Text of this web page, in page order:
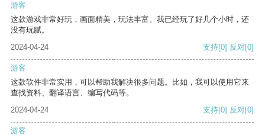
游客
这款游戏非常好玩，画面精美，玩法丰富。我已经玩了好几个小时，还
没有玩腻。
2024-04-24
支持[0] 反对[0]
游客
这款软件非常实用，可以帮助我解决很多问题。比如，我可以使用它来
查找资料、翻译语言、编写代码等。
2024-04-24
支持[0] 反对[0]
游客